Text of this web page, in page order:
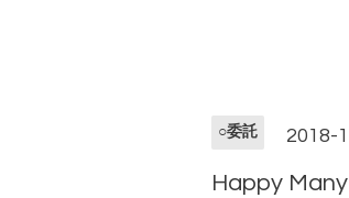
○委託 2018-
Happy